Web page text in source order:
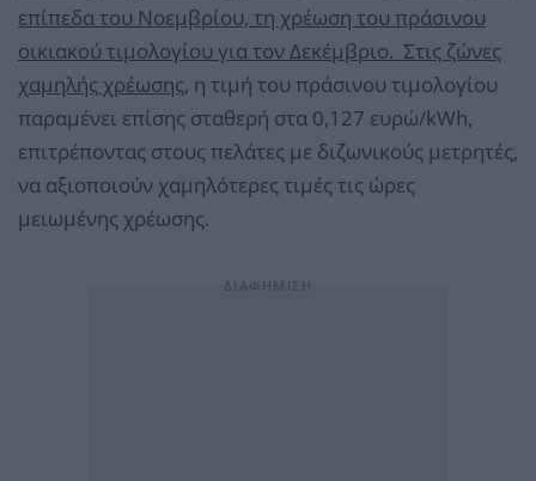
επίπεδα του Νοεμβρίου, τη χρέωση του πράσινου
οικιακού τιμολογίου για τον Δεκέμβριο. Στις ζώνες
χαμηλής χρέωσης, η τιμή του πράσινου τιμολογίου
παραμένει επίσης σταθερή στα 0,127 ευρώ/kWh,
επιτρέποντας στους πελάτες με διζωνικούς μετρητές,
να αξιοποιούν χαμηλότερες τιμές τις ώρες
μειωμένης χρέωσης.